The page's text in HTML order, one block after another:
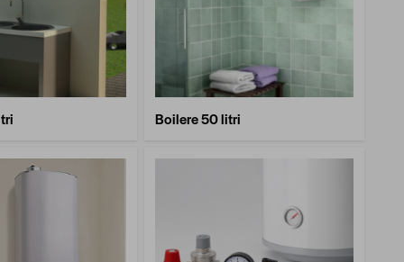
Boilere 50 litri